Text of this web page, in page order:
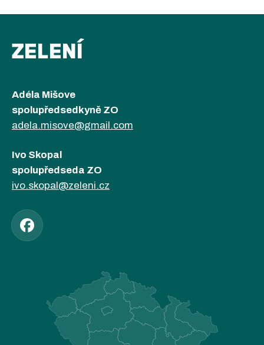
ZELENÍ
Adéla Mišove
spolupředsedkyně ZO
adela.misove@gmail.com
Ivo Skopal
spolupředseda ZO
ivo.skopal@zeleni.cz